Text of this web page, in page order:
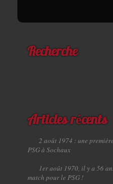
Recherche
Articles récents
2 août 1974 : une
PSG à Sochaux
1er août 1970, il y a 56
match pour le PSG !